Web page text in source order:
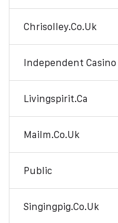
Chrisolley.co.uk
Independent Casino
Livingspirit.ca
Mailm.co.uk
Public
Singingpig.co.uk